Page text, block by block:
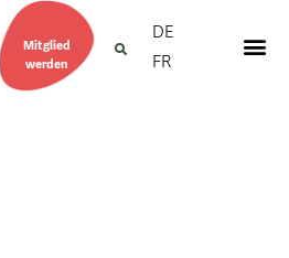
Mitglied
werden
DE
FR